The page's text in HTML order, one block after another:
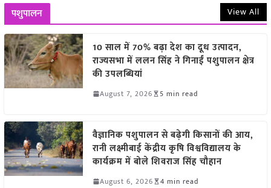
पशुपालन View All
10 साल में 70% बढ़ा देश का दूध उत्पादन,
राज्यसभा में ललन सिंह ने गिनाईं पशुपालन क्षेत्र
की उपलब्धियां
August 7, 2026 5 min read
वैज्ञानिक पशुपालन से बढ़ेगी किसानों की आय,
रानी लक्ष्मीबाई केंद्रीय कृषि विश्वविद्यालय के
कार्यक्रम में बोले शिवराज सिंह चौहान
August 6, 2026 4 min read